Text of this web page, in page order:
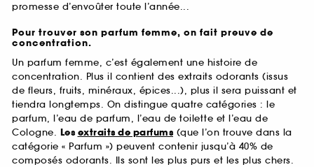
promesse d’envoûter toute l’année...
Pour trouver son parfum femme, on fait preuve de
concentration.
Un parfum femme, c’est également une histoire de
concentration. Plus il contient des extraits odorants (issus
de fleurs, fruits, minéraux, épices...), plus il sera puissant et
tiendra longtemps. On distingue quatre catégories : le
parfum, l’eau de parfum, l’eau de toilette et l’eau de
Cologne. Lesextraits de parfums(que l’on trouve dans la
catégorie « Parfum ») peuvent contenir jusqu’à 40% de
composés odorants. Ils sont les plus purs et les plus chers.